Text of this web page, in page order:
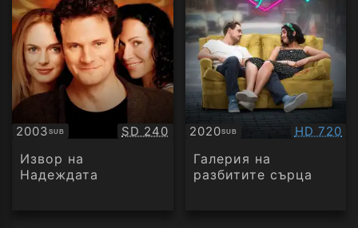
2003SUB
Субтитри Качество:
SD 240
Извор на
Надеждата
2020SUB
Субтитри HD 720
Галерия на
разбитите сърцa